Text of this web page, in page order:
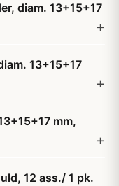
diam. 13+15+17
13+15+17
mm,
12 ass./ 1 pk.